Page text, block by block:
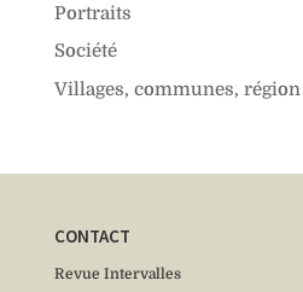
Portraits
Société
Villages, communes, région
CONTACT
Revue Intervalles